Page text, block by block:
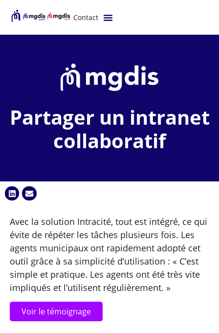
Contact
Partager un intranet
collaboratif
Avec la solution Intracité, tout est intégré, ce qui
évite de répéter les tâches plusieurs fois. Les
agents municipaux ont rapidement adopté cet
outil grâce à sa simplicité d’utilisation : « C’est
simple et pratique. Les agents ont été très vite
impliqués et l’utilisent régulièrement. »
Voir le témoignage